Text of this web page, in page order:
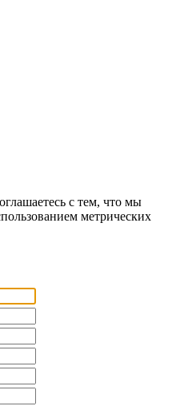
с тем, что мы
метрических